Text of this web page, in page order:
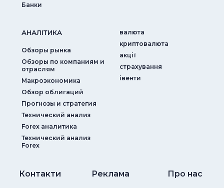
Банки
АНАЛIТИКА
Обзоры рынка
Обзоры по компаниям и
отраслям
Макроэкономика
Обзор облигаций
Прогнозы и стратегия
Технический анализ
Forex аналитика
Технический анализ
Forex
валюта
криптовалюта
акції
страхування
iвенти
Контакти Реклама Про нас